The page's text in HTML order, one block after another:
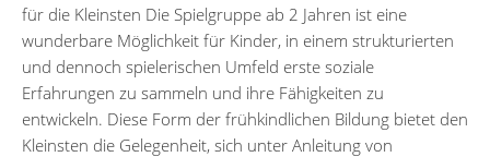
für die Kleinsten Die Spielgruppe ab 2 Jahren ist eine
wunderbare Möglichkeit für Kinder, in einem strukturierten
und dennoch spielerischen Umfeld erste soziale
Erfahrungen zu sammeln und ihre Fähigkeiten zu
entwickeln. Diese Form der frühkindlichen Bildung bietet den
Kleinsten die Gelegenheit, sich unter Anleitung von